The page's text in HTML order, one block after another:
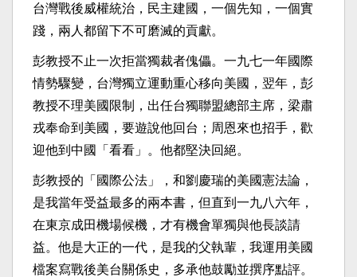
台灣戰後威權統治，民主建國，一個先知，一個實
踐，兩人都留下不可磨滅的貢獻。
彭教授不止一次拒當獨裁者傀儡。一九七一年國際
情勢驟變，台灣獨立運動重心移向美國，翌年，彭
教授不理美國限制，出任台獨聯盟總部主席，梁肅
戎奉命到美國，要遊說他回台；周恩來也招手，歡
迎他到中國「看看」。他都堅決回絕。
彭教授的「國際公法」，和劉慶瑞的美國憲法論，
是我當年受益最多的兩本書，但直到一九八六年，
在東京成田機場候機，才有機會單獨與他長談請
益。他是大正的一代，是我的父執輩，我運用美國
檔案寫戰後美台關係史，多承他鼓勵並撰序點評。